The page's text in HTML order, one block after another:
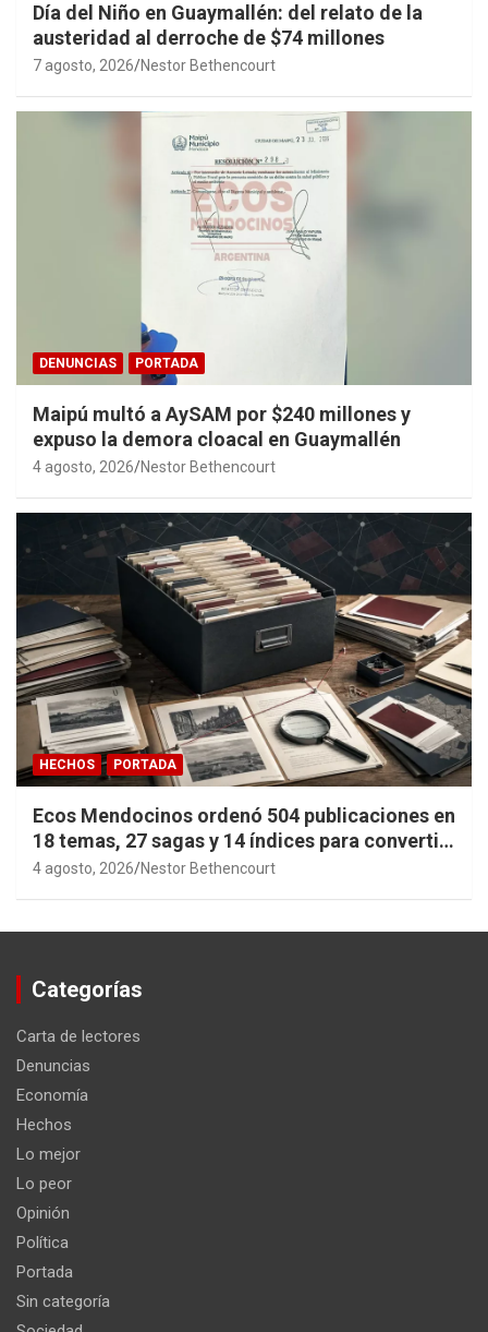
Día del Niño en Guaymallén: del relato de la
austeridad al derroche de $74 millones
7 agosto, 2026 Nestor Bethencourt
DENUNCIAS PORTADA
Maipú multó a AySAM por $240 millones y
expuso la demora cloacal en Guaymallén
4 agosto, 2026 Nestor Bethencourt
HECHOS PORTADA
Ecos Mendocinos ordenó 504 publicaciones en
18 temas, 27 sagas y 14 índices para convertir
años de investigación en memoria pública
4 agosto, 2026 Nestor Bethencourt
Categorías
Carta de lectores
Denuncias
Economía
Hechos
Lo mejor
Lo peor
Opinión
Política
Portada
Sin categoría